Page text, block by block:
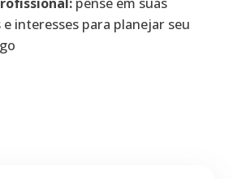
interesses para planejar seu